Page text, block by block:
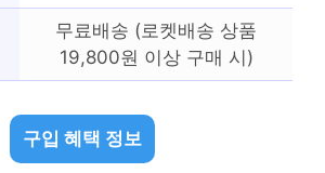
무료배송 (로켓배송 상품
19,800원 이상 구매 시)
구입 혜택 정보